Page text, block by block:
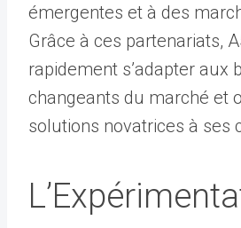
émergentes et à des
Grâce à ces partenariats,
rapidement s’adapter aux
changeants du marché et
solutions novatrices à ses